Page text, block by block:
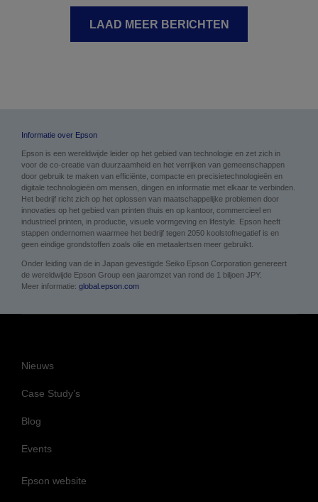
LAAD MEER BERICHTEN
Informatie over Epson
Epson is een wereldwijde leider op het gebied van technologie en zet zich in
voor de co-creatie van duurzaamheid en het verrijken van gemeenschappen
door gebruik te maken van efficiënte, compacte en precisietechnologieën en
digitale technologieën om mensen, dingen en informatie met elkaar te verbinden.
Het bedrijf richt zich op het oplossen van maatschappelijke problemen door
innovaties op het gebied van printen thuis en op kantoor, commercieel en
industrieel printen, in productie, visuele vormgeving en lifestyle. Epson heeft
stappen ondernomen waarmee het bedrijf tegen 2050 koolstofnegatief is en
geen eindige grondstoffen zoals olie en metaalertsen meer gebruikt.
Onder leiding van de in Japan gevestigde Seiko Epson Corporation genereert
de wereldwijde Epson Group een jaaromzet van rond de 1 biljoen JPY.
Meer informatie: global.epson.com
Nieuws
Case Study’s
Blog
Events
Epson website